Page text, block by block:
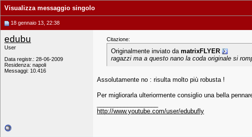
Visualizza messaggio singolo
18 gennaio 13, 22:38
edubu
User
Data registr.: 28-06-2009
Residenza: napoli
Messaggi: 10.416
Citazione:
Originalmente inviato da matrixFLYER
ragazzi ma a questo nano la coda originale si
Assolutamente no : risulta molto più robusta !
Per migliorarla ulteriormente consiglio una bella
http://www.youtube.com/user/edubufly